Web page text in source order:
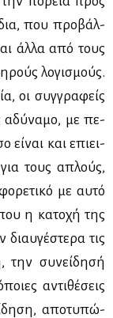
που προ­βάλ­
άλ­λα από τους
λο­γι­σμούς.
οι συγ­γρα­φείς
αδύ­να­μο, με πε­
εί­ναι και επιει­
τους απλούς,
με αυ­τό
η κα­το­χή της
τις
την συ­νεί­δη­σή
αντι­θέ­σεις
απο­τυ­πώ­